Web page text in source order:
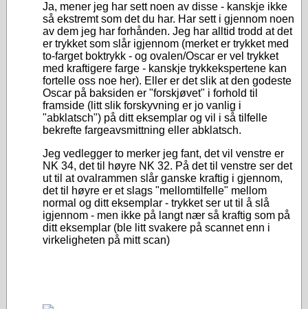
Ja, mener jeg har sett noen av disse - kanskje ikke
så ekstremt som det du har. Har sett i gjennom noen
av dem jeg har forhånden. Jeg har alltid trodd at det
er trykket som slår igjennom (merket er trykket med
to-farget boktrykk - og ovalen/Oscar er vel trykket
med kraftigere farge - kanskje trykkekspertene kan
fortelle oss noe her). Eller er det slik at den godeste
Oscar på baksiden er "forskjøvet" i forhold til
framside (litt slik forskyvning er jo vanlig i
"abklatsch") på ditt eksemplar og vil i så tilfelle
bekrefte fargeavsmittning eller abklatsch.
Jeg vedlegger to merker jeg fant, det vil venstre er
NK 34, det til høyre NK 32. På det til venstre ser det
ut til at ovalrammen slår ganske kraftig i gjennom,
det til høyre er et slags "mellomtilfelle" mellom
normal og ditt eksemplar - trykket ser ut til å slå
igjennom - men ikke på langt nær så kraftig som på
ditt eksemplar (ble litt svakere på scannet enn i
virkeligheten på mitt scan)